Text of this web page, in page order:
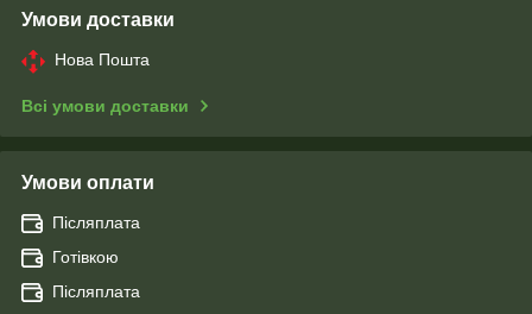
Умови доставки
Нова Пошта
Всі умови доставки
Умови оплати
Післяплата
Готівкою
Післяплата